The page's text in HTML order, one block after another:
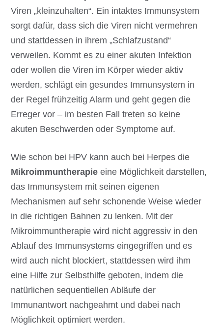
Viren „kleinzuhalten“. Ein intaktes Immunsystem
sorgt dafür, dass sich die Viren nicht vermehren
und stattdessen in ihrem „Schlafzustand“
verweilen. Kommt es zu einer akuten Infektion
oder wollen die Viren im Körper wieder aktiv
werden, schlägt ein gesundes Immunsystem in
der Regel frühzeitig Alarm und geht gegen die
Erreger vor – im besten Fall treten so keine
akuten Beschwerden oder Symptome auf.
Wie schon bei HPV kann auch bei Herpes die
Mikroimmuntherapie eine Möglichkeit darstellen,
das Immunsystem mit seinen eigenen
Mechanismen auf sehr schonende Weise wieder
in die richtigen Bahnen zu lenken. Mit der
Mikroimmuntherapie wird nicht aggressiv in den
Ablauf des Immunsystems eingegriffen und es
wird auch nicht blockiert, stattdessen wird ihm
eine Hilfe zur Selbsthilfe geboten, indem die
natürlichen sequentiellen Abläufe der
Immunantwort nachgeahmt und dabei nach
Möglichkeit optimiert werden.